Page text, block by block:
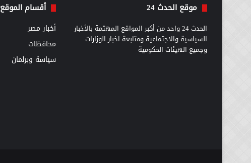
موقع الحدث 24
الحدث 24 واحد من أكبر المواقع المهتمة بالأخبار
السياسية والاجتماعية ومتابعة اخبار الوزارات
وجميع الهيئات الحكومية
أقسام الموقع
أخبار مصر
محافظات
سياسة وبرلمان